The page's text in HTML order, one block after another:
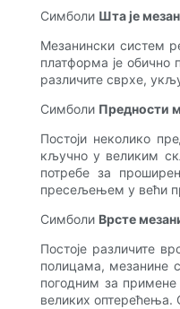
Симболи Шта је
Мезанински систем
платформа је обично
различите сврхе,
Симболи Предности
Постоји неколико
кључно у великим
потребе за
пресељењем у већи
Симболи Врсте
Постоје различите
полицама, мезанине
погодним за
великих оптерећења.